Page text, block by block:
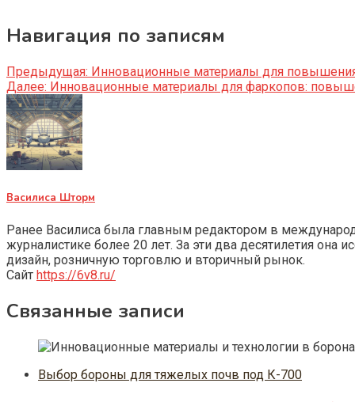
Навигация по записям
Предыдущая: Инновационные материалы для
Далее: Инновационные материалы для фаркопов:
Василиса Шторм
Ранее Василиса была главным редактором в
журналистике более 20 лет. За эти два десятилетия
дизайн, розничную торговлю и вторичный рынок.
Сайт https://6v8.ru/
Связанные записи
Выбор бороны для тяжелых почв под К-700